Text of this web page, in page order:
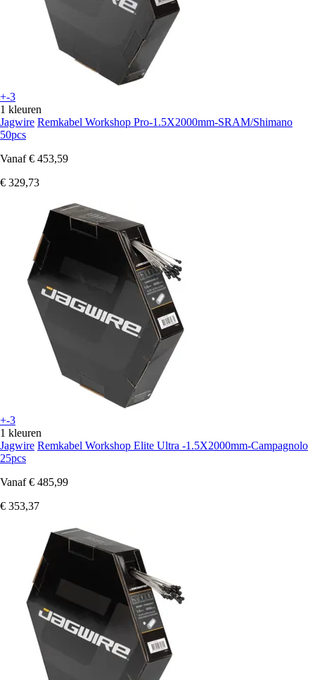
+-3
1 kleuren
Jagwire Remkabel Workshop Pro-1.5X2000mm-SRAM/Shimano
50pcs
Vanaf € 453,59
€ 329,73
+-3
1 kleuren
Jagwire Remkabel Workshop Elite Ultra -1.5X2000mm-Campagnolo
25pcs
Vanaf € 485,99
€ 353,37